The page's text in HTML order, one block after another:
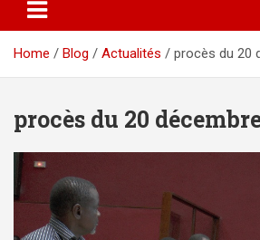
Home Blog Actualités procès du 20
procès du 20